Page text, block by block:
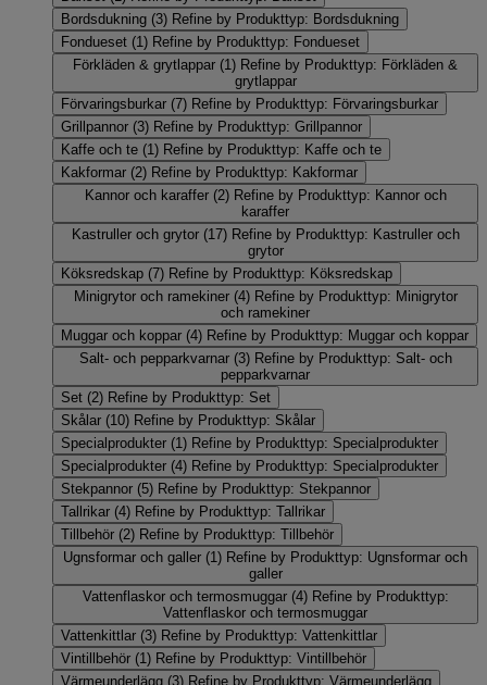
Bordsdukning (3) Refine by Produkttyp: Bordsdukning
Fondueset (1) Refine by Produkttyp: Fondueset
Förkläden & grytlappar (1) Refine by Produkttyp: Förkläden &
grytlappar
Förvaringsburkar (7) Refine by Produkttyp: Förvaringsburkar
Grillpannor (3) Refine by Produkttyp: Grillpannor
Kaffe och te (1) Refine by Produkttyp: Kaffe och te
Kakformar (2) Refine by Produkttyp: Kakformar
Kannor och karaffer (2) Refine by Produkttyp: Kannor och
karaffer
Kastruller och grytor (17) Refine by Produkttyp: Kastruller och
grytor
Köksredskap (7) Refine by Produkttyp: Köksredskap
Minigrytor och ramekiner (4) Refine by Produkttyp: Minigrytor
och ramekiner
Muggar och koppar (4) Refine by Produkttyp: Muggar och koppar
Salt- och pepparkvarnar (3) Refine by Produkttyp: Salt- och
pepparkvarnar
Set (2) Refine by Produkttyp: Set
Skålar (10) Refine by Produkttyp: Skålar
Specialprodukter (1) Refine by Produkttyp: Specialprodukter
Specialprodukter (4) Refine by Produkttyp: Specialprodukter
Stekpannor (5) Refine by Produkttyp: Stekpannor
Tallrikar (4) Refine by Produkttyp: Tallrikar
Tillbehör (2) Refine by Produkttyp: Tillbehör
Ugnsformar och galler (1) Refine by Produkttyp: Ugnsformar och
galler
Vattenflaskor och termosmuggar (4) Refine by Produkttyp:
Vattenflaskor och termosmuggar
Vattenkittlar (3) Refine by Produkttyp: Vattenkittlar
Vintillbehör (1) Refine by Produkttyp: Vintillbehör
Värmeunderlägg (3) Refine by Produkttyp: Värmeunderlägg